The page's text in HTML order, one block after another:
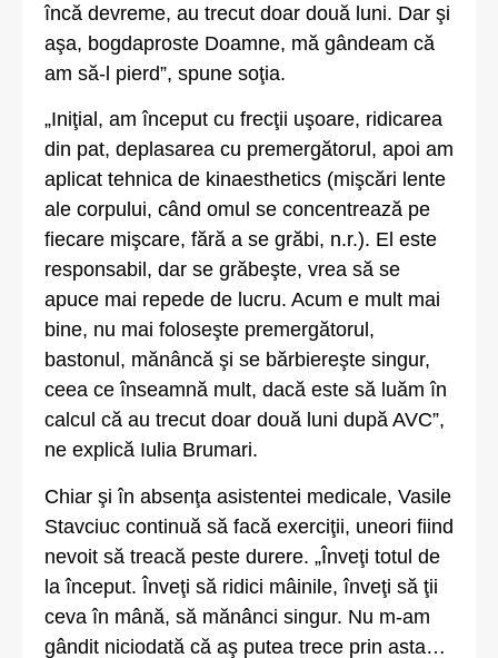
încă devreme, au trecut doar două luni. Dar şi
aşa, bogdaproste Doamne, mă gândeam că
am să-l pierd”, spune soţia.
„Iniţial, am început cu frecţii uşoare, ridicarea
din pat, deplasarea cu premergătorul, apoi am
aplicat tehnica de kinaesthetics (mişcări lente
ale corpului, când omul se concentrează pe
fiecare mişcare, fără a se grăbi, n.r.). El este
responsabil, dar se grăbeşte, vrea să se
apuce mai repede de lucru. Acum e mult mai
bine, nu mai foloseşte premergătorul,
bastonul, mănâncă şi se bărbiereşte singur,
ceea ce înseamnă mult, dacă este să luăm în
calcul că au trecut doar două luni după AVC”,
ne explică Iulia Brumari.
Chiar şi în absenţa asistentei medicale, Vasile
Stavciuc continuă să facă exerciţii, uneori fiind
nevoit să treacă peste durere. „Înveţi totul de
la început. Înveţi să ridici mâinile, înveţi să ţii
ceva în mână, să mănânci singur. Nu m-am
gândit niciodată că aş putea trece prin asta…